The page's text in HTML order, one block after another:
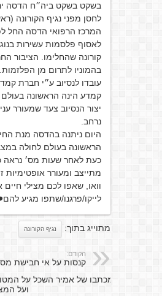
בשקט בשקט ביה״ח הדסה
לחסן מפני נגיף הקורונה
המרכז הרפואי הדסה החל
לאסוף פלסמות עשירות
קורונה שהחלימו. הציבור
בהמוניו לתרום מן
עובדו לנסיוב ע״י חברת
קמדע הינה הראשונה
יצור הנסיוב צעד שמעורר
נרחב.
היום ניתנה בהדסה מנת
הראשונה בעולם לחולה
כעת לאחר שעות מס׳ נראה
מתייצב ומעורר אופטימיות
וואו, שאפו לכם מצילי חיים
לייקו/פרגנו/שתפו מגיע
מתוייג בתוך: נגיף הקורונה
הקודם:
קנסות על אי חבישת
מכתבו של אמיר השכל על
ועל